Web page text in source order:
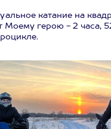
катание на
Моему герою - 2 часа,